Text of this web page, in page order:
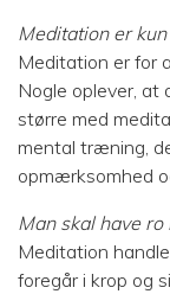
Meditation er
Meditation er for
Nogle oplever, at
større med
mental træning,
opmærksomhed
Man skal have
Meditation
foregår i krop og